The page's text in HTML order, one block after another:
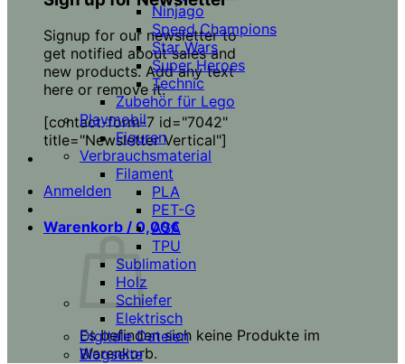
Signup for our newsletter to
get notified about sales and
new products. Add any text
here or remove it.
[contact-form-7 id="7042"
title="Newsletter Vertical"]
Anmelden
Warenkorb / 0,00€
Es befinden sich keine Produkte im
Warenkorb.
Ninjago
Speed Champions
Star Wars
Super Heroes
Technic
Zubehör für Lego
Playmobil
Figuren
Verbrauchsmaterial
Filament
PLA
PET-G
ASA
TPU
Sublimation
Holz
Schiefer
Elektrisch
Digitale Dateien
Blogseite